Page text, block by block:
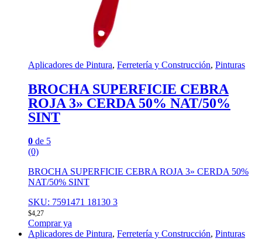
Aplicadores de Pintura, Ferretería y Construcción, Pinturas
BROCHA SUPERFICIE CEBRA
ROJA 3» CERDA 50% NAT/50%
SINT
0 de 5
(0)
BROCHA SUPERFICIE CEBRA ROJA 3» CERDA 50%
NAT/50% SINT
SKU: 7591471 18130 3
$4,27
Comprar ya
Aplicadores de Pintura, Ferretería y Construcción, Pinturas